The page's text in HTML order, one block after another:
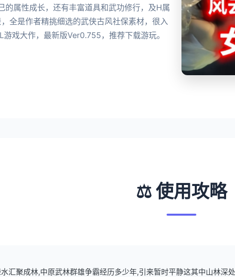
的属性成长，还有丰富道具和武功修行，及H属
全是作者精挑细选的武侠古风社保素材，很入
戏大作，最新版Ver0.755，推荐下载游玩。
⚖️ 使用攻略
汇聚成林,中原武林群雄争霸经历多少年,引来暂时平静这其中山林